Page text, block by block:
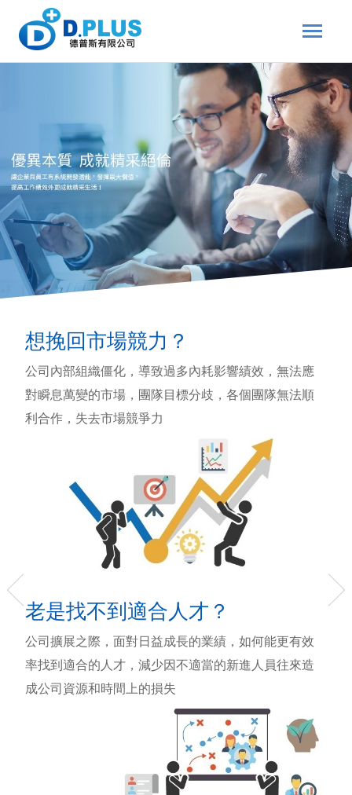
顧問服務
解決方案
成功案例
關於團隊
最新消息
想挽回市場競力？
公司內部組織僵化，導致過多內耗影響績效，無法應
對瞬息萬變的市場，團隊目標分歧，各個團隊無法順
利合作，失去市場競爭力
老是找不到適合人才？
公司擴展之際，面對日益成長的業績，如何能更有效
率找到適合的人才，減少因不適當的新進人員往來造
成公司資源和時間上的損失